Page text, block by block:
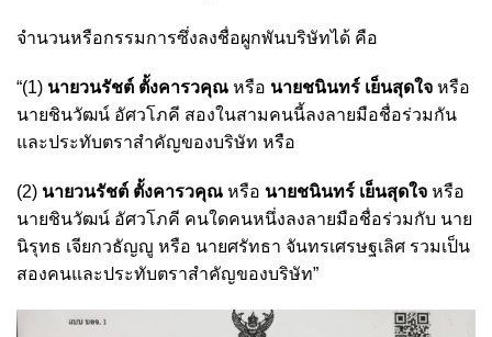
จำนวนหรือกรรมการซึ่งลงชื่อผูกพันบริษัทได้ คือ
“(1) นายวนรัชต์ ตั้งคารวคุณ หรือ นายชนินทร์ เย็นสุดใจ หรือ
นายชินวัฒน์ อัศวโภคี สองในสามคนนี้ลงลายมือชื่อร่วมกัน
และประทับตราสำคัญของบริษัท หรือ
(2) นายวนรัชต์ ตั้งคารวคุณ หรือ นายชนินทร์ เย็นสุดใจ หรือ
นายชินวัฒน์ อัศวโภคี คนใดคนหนึ่งลงลายมือชื่อร่วมกับ นาย
นิรุทธ เจียกวธัญญู หรือ นายศรัทธา จันทรเศรษฐเลิศ รวมเป็น
สองคนและประทับตราสำคัญของบริษัท”